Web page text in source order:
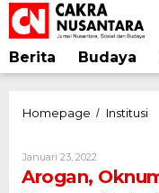
Lewati
ke
konten
Berita Budaya
Homepage / Institusi
Januari 23, 2022
Cakra
Arogan,